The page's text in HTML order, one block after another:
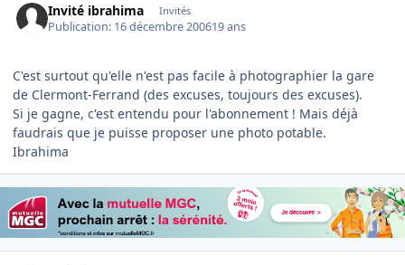
Invité ibrahima Invités
Publication: 16 décembre 200619 ans
C'est surtout qu'elle n'est pas facile à photographier la gare
de Clermont-Ferrand (des excuses, toujours des excuses).
Si je gagne, c'est entendu pour l'abonnement ! Mais déjà
faudrais que je puisse proposer une photo potable.
Ibrahima